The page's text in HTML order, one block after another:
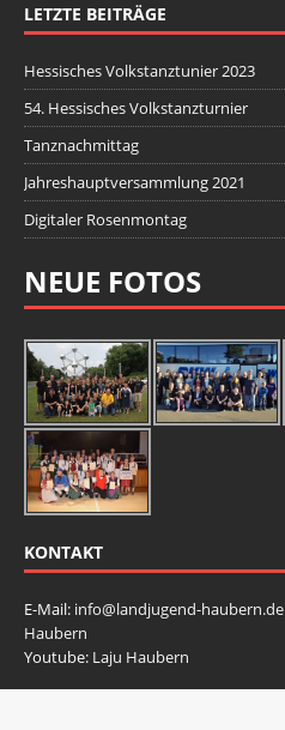
LETZTE BEITRÄGE
Hessisches Volkstanztunier 2023
54. Hessisches Volkstanzturnier
Tanznachmittag
Jahreshauptversammlung 2021
Digitaler Rosenmontag
NEUE FOTOS
KONTAKT
E-Mail: info@landjugend-haubern.de
Haubern
Youtube: Laju Haubern